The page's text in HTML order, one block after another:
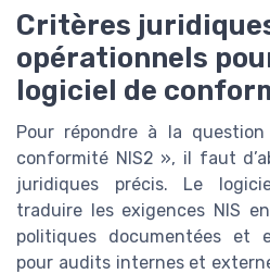
Critères
opérationnels
logiciel de
Pour répondre à la
conformité NIS2 », il faut
juridiques précis. Le
traduire les exigences NIS
politiques documentées et
pour audits internes et